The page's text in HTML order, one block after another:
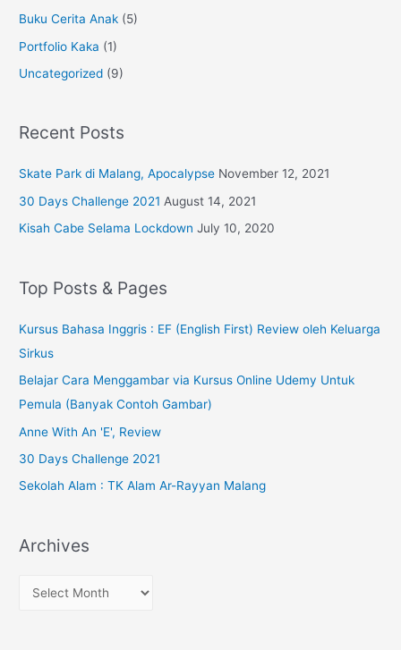
Buku Cerita Anak (5)
Portfolio Kaka (1)
Uncategorized (9)
Recent Posts
Skate Park di Malang, Apocalypse November 12, 2021
30 Days Challenge 2021 August 14, 2021
Kisah Cabe Selama Lockdown July 10, 2020
Top Posts & Pages
Kursus Bahasa Inggris : EF (English First) Review oleh Keluarga
Sirkus
Belajar Cara Menggambar via Kursus Online Udemy Untuk
Pemula (Banyak Contoh Gambar)
Anne With An 'E', Review
30 Days Challenge 2021
Sekolah Alam : TK Alam Ar-Rayyan Malang
Archives